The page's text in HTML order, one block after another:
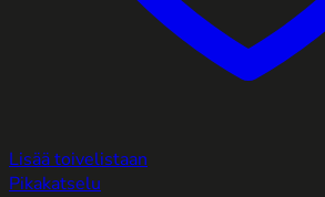
Lisää toivelistaan
Pikakatselu